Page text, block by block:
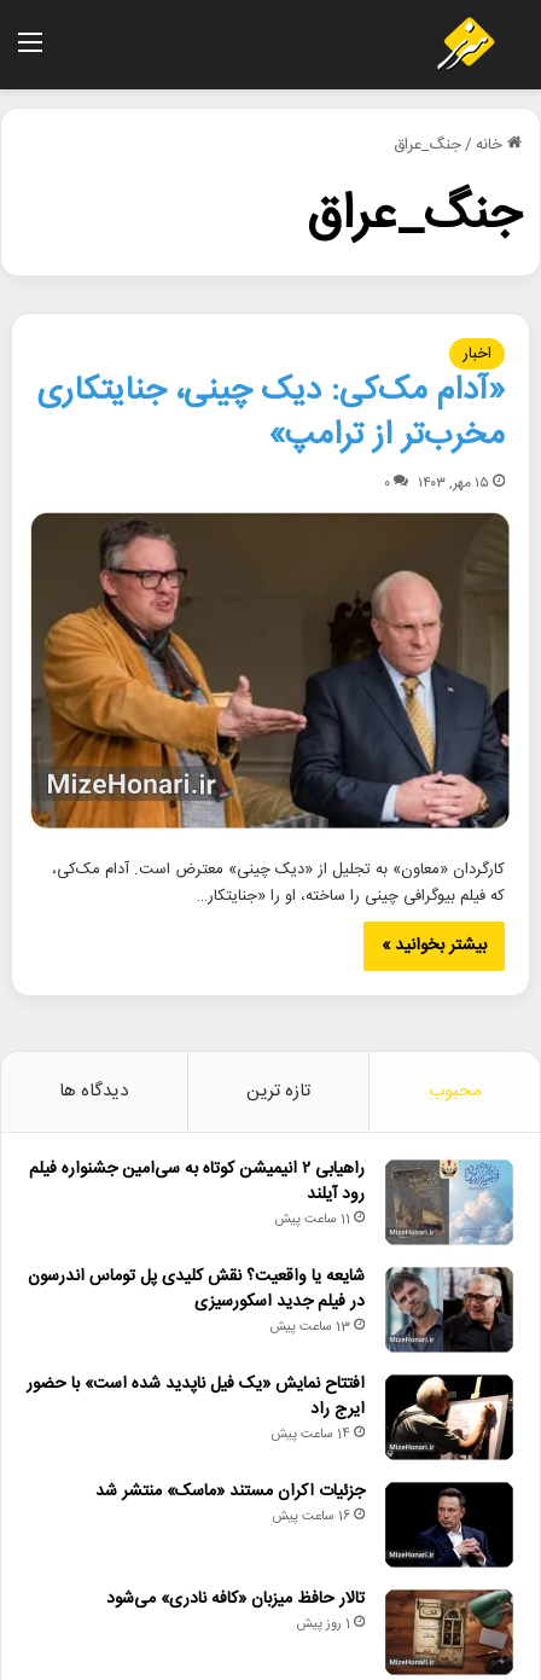
خانه/جنگ_عراق
جنگ_عراق
اخبار
«آدام مک‌کی: دیک چینی، جنایتکاری
مخرب‌تر از ترامپ»
۱۵ مهر, ۱۴۰۳ ۰
کارگردان «معاون» به تجلیل از «دیک چینی» معترض است. آدام مک‌کی،
که فیلم بیوگرافی چینی را ساخته، او را «جنایتکار…
بیشتر بخوانید »
محبوب تازه ترین دیدگاه ها
راهیابی ۲ انیمیشن کوتاه به سی‌امین جشنواره فیلم
رود آیلند
11 ساعت پیش
شایعه یا واقعیت؟ نقش کلیدی پل توماس اندرسون
در فیلم جدید اسکورسیزی
13 ساعت پیش
افتتاح نمایش «یک فیل ناپدید شده است» با حضور
ایرج راد
14 ساعت پیش
جزئیات اکران مستند «ماسک» منتشر شد
16 ساعت پیش
تالار حافظ میزبان «کافه نادری» می‌شود
1 روز پیش